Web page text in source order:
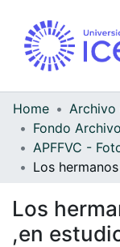
Home
Los
,en